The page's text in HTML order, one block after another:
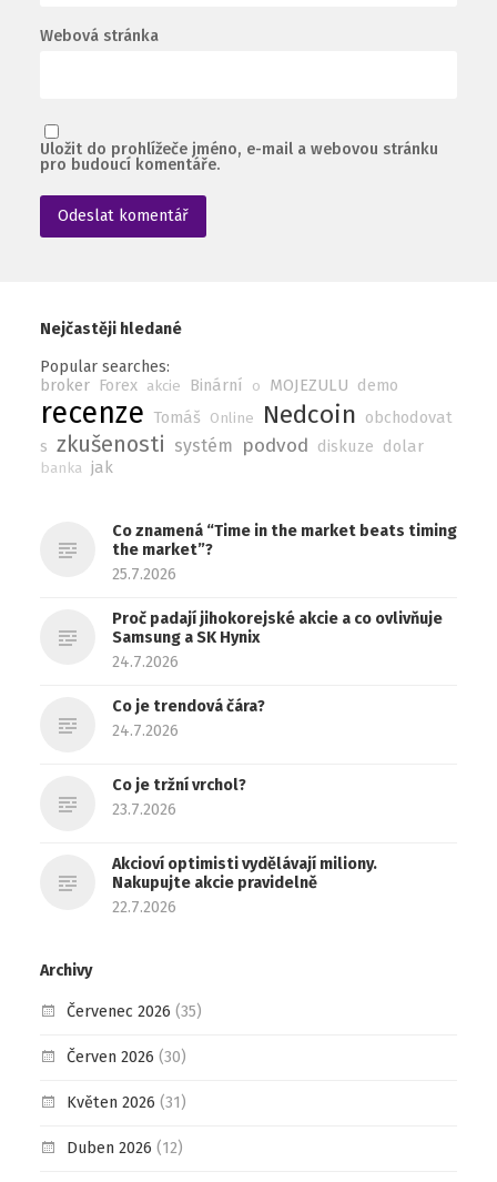
Webová stránka
Uložit do prohlížeče jméno, e-mail a webovou stránku
pro budoucí komentáře.
Nejčastěji hledané
Popular searches:
broker Forex akcie Binární o MOJEZULU demo
recenze Tomáš Online Nedcoin obchodovat
s zkušenosti systém podvod diskuze dolar
banka jak
Co znamená “Time in the market beats timing
the market”?
25.7.2026
Proč padají jihokorejské akcie a co ovlivňuje
Samsung a SK Hynix
24.7.2026
Co je trendová čára?
24.7.2026
Co je tržní vrchol?
23.7.2026
Akcioví optimisti vydělávají miliony.
Nakupujte akcie pravidelně
22.7.2026
Archivy
Červenec 2026 (35)
Červen 2026 (30)
Květen 2026 (31)
Duben 2026 (12)